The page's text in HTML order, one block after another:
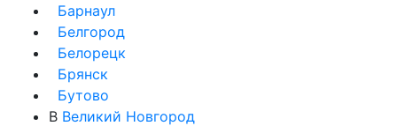
Барнаул
Белгород
Белорецк
Брянск
Бутово
В Великий Новгород